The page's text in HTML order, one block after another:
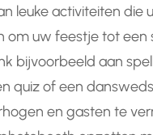
leuke activiteiten die
om uw feestje tot een
bijvoorbeeld aan
quiz of een
en gasten te